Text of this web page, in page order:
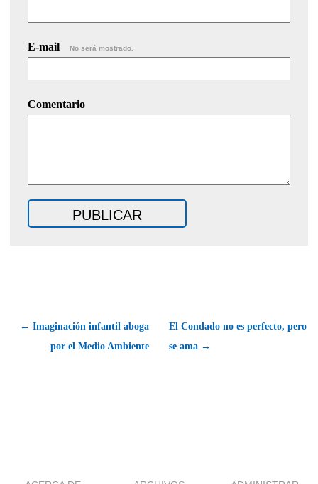
E-mail No será mostrado.
Comentario
← Imaginación infantil aboga
por el Medio Ambiente
El Condado no es perfecto, pero
se ama →